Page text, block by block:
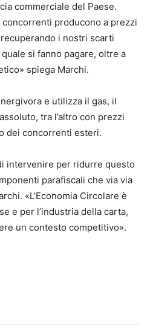
commerciale del Paese.
producono a prezzi
i nostri scarti
si fanno pagare, oltre a
spiega Marchi.
e utilizza il gas, il
tra l’altro con prezzi
dei concorrenti esteri.
intervenire per ridurre questo
parafiscali che via via
«L’Economia Circolare è
e per l’industria della carta,
un contesto competitivo».